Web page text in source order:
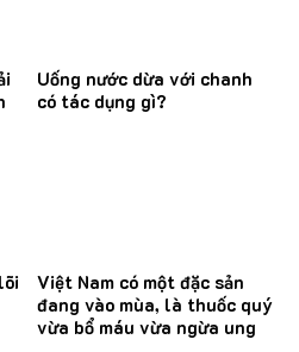
Uống nước dừa với chanh
có tác dụng gì?
Việt Nam có một đặc sản
đang vào mùa, là thuốc quý
vừa bổ máu vừa ngừa ung